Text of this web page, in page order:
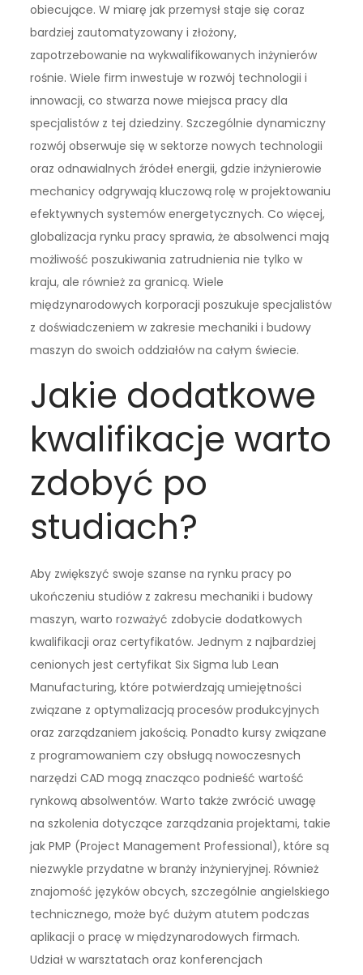
obiecujące. W miarę jak przemysł staje się coraz
bardziej zautomatyzowany i złożony,
zapotrzebowanie na wykwalifikowanych inżynierów
rośnie. Wiele firm inwestuje w rozwój technologii i
innowacji, co stwarza nowe miejsca pracy dla
specjalistów z tej dziedziny. Szczególnie dynamiczny
rozwój obserwuje się w sektorze nowych technologii
oraz odnawialnych źródeł energii, gdzie inżynierowie
mechanicy odgrywają kluczową rolę w projektowaniu
efektywnych systemów energetycznych. Co więcej,
globalizacja rynku pracy sprawia, że absolwenci mają
możliwość poszukiwania zatrudnienia nie tylko w
kraju, ale również za granicą. Wiele
międzynarodowych korporacji poszukuje specjalistów
z doświadczeniem w zakresie mechaniki i budowy
maszyn do swoich oddziałów na całym świecie.
Jakie dodatkowe
kwalifikacje warto
zdobyć po
studiach?
Aby zwiększyć swoje szanse na rynku pracy po
ukończeniu studiów z zakresu mechaniki i budowy
maszyn, warto rozważyć zdobycie dodatkowych
kwalifikacji oraz certyfikatów. Jednym z najbardziej
cenionych jest certyfikat Six Sigma lub Lean
Manufacturing, które potwierdzają umiejętności
związane z optymalizacją procesów produkcyjnych
oraz zarządzaniem jakością. Ponadto kursy związane
z programowaniem czy obsługą nowoczesnych
narzędzi CAD mogą znacząco podnieść wartość
rynkową absolwentów. Warto także zwrócić uwagę
na szkolenia dotyczące zarządzania projektami, takie
jak PMP (Project Management Professional), które są
niezwykle przydatne w branży inżynieryjnej. Również
znajomość języków obcych, szczególnie angielskiego
technicznego, może być dużym atutem podczas
aplikacji o pracę w międzynarodowych firmach.
Udział w warsztatach oraz konferencjach